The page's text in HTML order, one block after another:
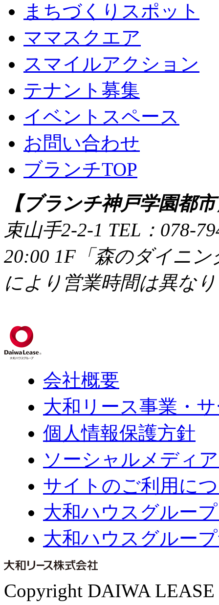
まちづくりスポット
ママスクエア
スマイルアクション
テナント募集
イベントスペース
お問い合わせ
ブランチTOP
【ブランチ神戸学園都
束山手2-2-1 TEL：078-
20:00 1F「森のダイニン
により営業時間は異な
会社概要
大和リース事業・
個人情報保護方針
ソーシャルメディ
サイトのご利用に
大和ハウスグルー
大和ハウスグルー
Copyright DAIWA